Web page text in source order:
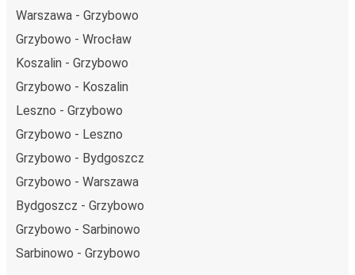
Warszawa - Grzybowo
Grzybowo - Wrocław
Koszalin - Grzybowo
Grzybowo - Koszalin
Leszno - Grzybowo
Grzybowo - Leszno
Grzybowo - Bydgoszcz
Grzybowo - Warszawa
Bydgoszcz - Grzybowo
Grzybowo - Sarbinowo
Sarbinowo - Grzybowo